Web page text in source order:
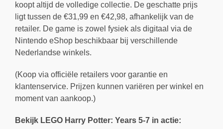
koopt altijd de volledige collectie. De geschatte prijs
ligt tussen de €31,99 en €42,98, afhankelijk van de
retailer. De game is zowel fysiek als digitaal via de
Nintendo eShop beschikbaar bij verschillende
Nederlandse winkels.
(Koop via officiële retailers voor garantie en
klantenservice. Prijzen kunnen variëren per winkel en
moment van aankoop.)
Bekijk LEGO Harry Potter: Years 5-7 in actie: